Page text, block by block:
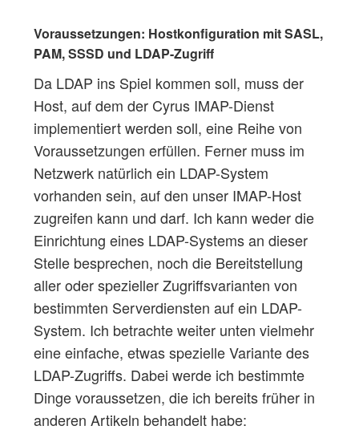
Voraussetzungen: Hostkonfiguration mit SASL,
PAM, SSSD und LDAP-Zugriff
Da LDAP ins Spiel kommen soll, muss der
Host, auf dem der Cyrus IMAP-Dienst
implementiert werden soll, eine Reihe von
Voraussetzungen erfüllen. Ferner muss im
Netzwerk natürlich ein LDAP-System
vorhanden sein, auf den unser IMAP-Host
zugreifen kann und darf. Ich kann weder die
Einrichtung eines LDAP-Systems an dieser
Stelle besprechen, noch die Bereitstellung
aller oder spezieller Zugriffsvarianten von
bestimmten Serverdiensten auf ein LDAP-
System. Ich betrachte weiter unten vielmehr
eine einfache, etwas spezielle Variante des
LDAP-Zugriffs. Dabei werde ich bestimmte
Dinge voraussetzen, die ich bereits früher in
anderen Artikeln behandelt habe: